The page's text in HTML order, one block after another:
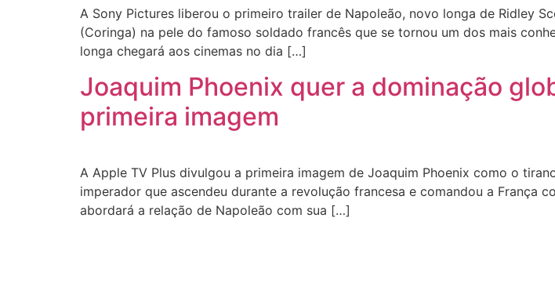
A Sony Pictures liberou o primeiro trailer de Napoleão, novo longa de Ridley
(Coringa) na pele do famoso soldado francês que se tornou um dos mais
longa chegará aos cinemas no dia […]
Joaquim Phoenix quer a dominação
primeira imagem
A Apple TV Plus divulgou a primeira imagem de Joaquim Phoenix como o
imperador que ascendeu durante a revolução francesa e comandou a
abordará a relação de Napoleão com sua […]